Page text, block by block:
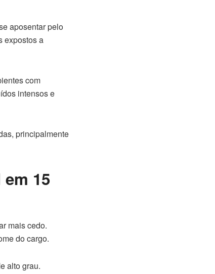
aposentar pelo
expostos a
com
intensos e
principalmente
15
mais cedo.
do cargo.
alto grau.